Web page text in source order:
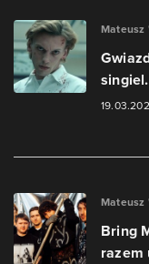
Mateusz
Mateusz
Bring
razem